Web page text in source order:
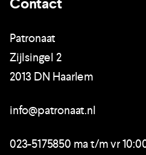
Patronaat
Zijlsingel 2
2013 DN Haarlem
info@patronaat.nl
023-5175850 ma t/m vr